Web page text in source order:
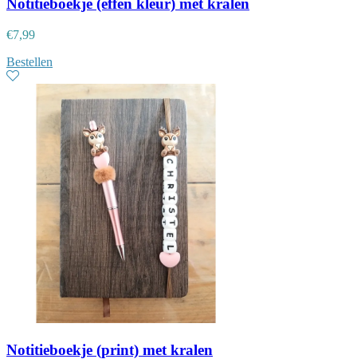
Notitieboekje (effen kleur) met kralen
€7,99
Bestellen
Notitieboekje (print) met kralen